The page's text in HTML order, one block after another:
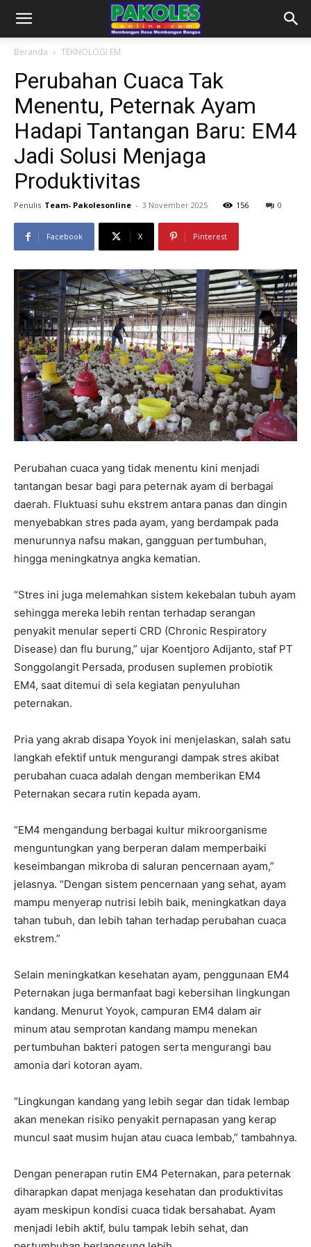
Beranda TEKNOLOGI EM
Perubahan Cuaca Tak
Menentu, Peternak Ayam
Hadapi Tantangan Baru: EM4
Jadi Solusi Menjaga
Produktivitas
Penulis Team- Pakolesonline - 3 November 2025 156 0
Facebook X Pinterest
Perubahan cuaca yang tidak menentu kini menjadi
tantangan besar bagi para peternak ayam di berbagai
daerah. Fluktuasi suhu ekstrem antara panas dan dingin
menyebabkan stres pada ayam, yang berdampak pada
menurunnya nafsu makan, gangguan pertumbuhan,
hingga meningkatnya angka kematian.
“Stres ini juga melemahkan sistem kekebalan tubuh ayam
sehingga mereka lebih rentan terhadap serangan
penyakit menular seperti CRD (Chronic Respiratory
Disease) dan flu burung,” ujar Koentjoro Adijanto, staf PT
Songgolangit Persada, produsen suplemen probiotik
EM4, saat ditemui di sela kegiatan penyuluhan
peternakan.
Pria yang akrab disapa Yoyok ini menjelaskan, salah satu
langkah efektif untuk mengurangi dampak stres akibat
perubahan cuaca adalah dengan memberikan EM4
Peternakan secara rutin kepada ayam.
“EM4 mengandung berbagai kultur mikroorganisme
menguntungkan yang berperan dalam memperbaiki
keseimbangan mikroba di saluran pencernaan ayam,”
jelasnya. “Dengan sistem pencernaan yang sehat, ayam
mampu menyerap nutrisi lebih baik, meningkatkan daya
tahan tubuh, dan lebih tahan terhadap perubahan cuaca
ekstrem.”
Selain meningkatkan kesehatan ayam, penggunaan EM4
Peternakan juga bermanfaat bagi kebersihan lingkungan
kandang. Menurut Yoyok, campuran EM4 dalam air
minum atau semprotan kandang mampu menekan
pertumbuhan bakteri patogen serta mengurangi bau
amonia dari kotoran ayam.
“Lingkungan kandang yang lebih segar dan tidak lembap
akan menekan risiko penyakit pernapasan yang kerap
muncul saat musim hujan atau cuaca lembab,” tambahnya.
Dengan penerapan rutin EM4 Peternakan, para peternak
diharapkan dapat menjaga kesehatan dan produktivitas
ayam meskipun kondisi cuaca tidak bersahabat. Ayam
menjadi lebih aktif, bulu tampak lebih sehat, dan